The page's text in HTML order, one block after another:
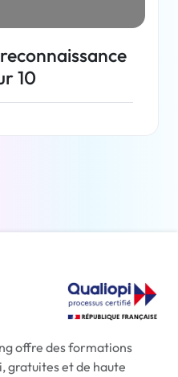
10
offre des formations
gratuites et de haute